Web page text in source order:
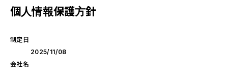
個人情報保護方針
制定日
2025/11/08
会社名